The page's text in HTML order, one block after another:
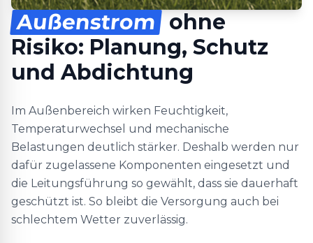
Außenstrom ohne
Risiko: Planung, Schutz
und Abdichtung
Im Außenbereich wirken Feuchtigkeit,
Temperaturwechsel und mechanische
Belastungen deutlich stärker. Deshalb werden nur
dafür zugelassene Komponenten eingesetzt und
die Leitungsführung so gewählt, dass sie dauerhaft
geschützt ist. So bleibt die Versorgung auch bei
schlechtem Wetter zuverlässig.